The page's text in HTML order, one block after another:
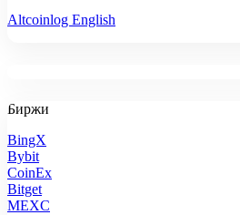
Altcoinlog English
Биржи
BingX
Bybit
CoinEx
Bitget
MEXC